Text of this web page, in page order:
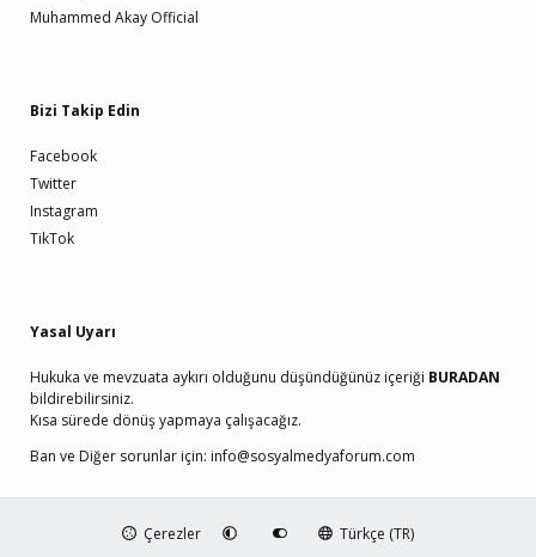
Muhammed Akay Official
Bizi Takip Edin
Facebook
Twitter
Instagram
TikTok
Yasal Uyarı
Hukuka ve mevzuata aykırı olduğunu düşündüğünüz içeriği BURADAN
bildirebilirsiniz.
Kısa sürede dönüş yapmaya çalışacağız.
Ban ve Diğer sorunlar için: info@sosyalmedyaforum.com
Çerezler
Türkçe (TR)